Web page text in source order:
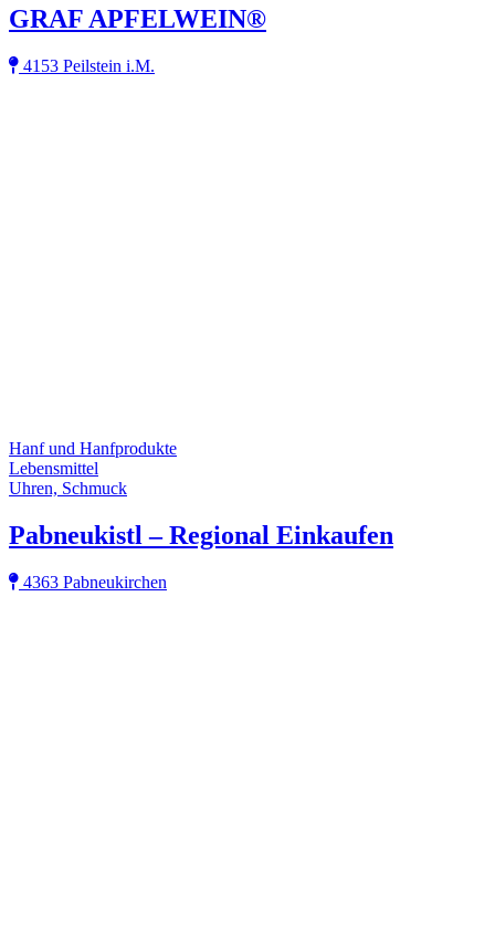
GRAF APFELWEIN®
4153 Peilstein i.M.
Hanf und Hanfprodukte
Lebensmittel
Uhren, Schmuck
Pabneukistl – Regional Einkaufen
4363 Pabneukirchen